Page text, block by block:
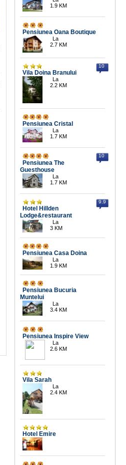
1.9 KM
Pensiunea Oana Boutique
La
2.7 KM
Vila Doina Branului
10
La
2.2 KM
Pensiunea Cristal
La
1.7 KM
Pensiunea The
Guesthouse
10
La
1.7 KM
Hotel Hillden
Lodge&restaurant
9.9
La
3 KM
Pensiunea Casa Doina
La
1.9 KM
Pensiunea Bucuria
Muntelui
La
3.4 KM
Pensiunea Inspire View
La
2.6 KM
Vila Sarah
La
2.4 KM
Hotel Emire